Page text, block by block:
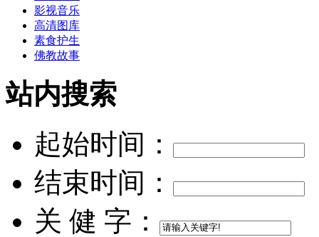
影视音乐
高清图库
素食护生
佛教故事
站内搜索
起始时间：
结束时间：
关 健 字：